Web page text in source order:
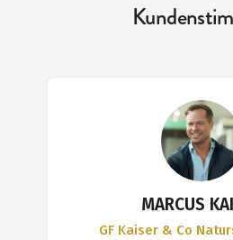
MARCUS
GF Kaiser & Co